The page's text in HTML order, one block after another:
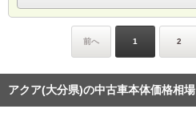
前へ 1 2
アクア(大分県)の中古車本体価格相場